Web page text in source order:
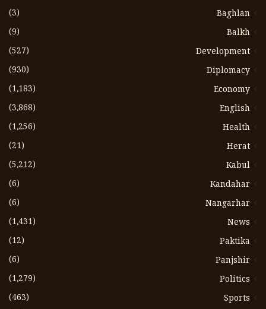
Baghlan
(3)
Balkh
(9)
Development
(527)
Diplomacy
(930)
Economy
(1،183)
English
(3،868)
Health
(1،256)
Herat
(21)
Kabul
(5،212)
Kandahar
(6)
Nangarhar
(6)
News
(1،431)
Paktika
(12)
Panjshir
(6)
Politics
(1،279)
Sports
(463)